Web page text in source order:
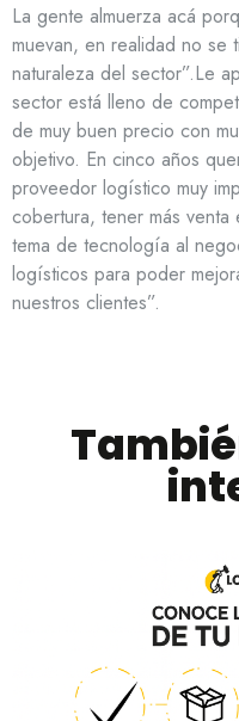
La gente almuerza acá
muevan, en realidad no se
naturaleza del sector”.Le
sector está lleno de
de muy buen precio con
objetivo. En cinco años
proveedor logístico muy
cobertura, tener más venta
tema de tecnología al
logísticos para poder
nuestros clientes”.